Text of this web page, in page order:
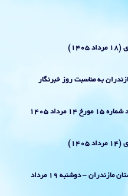
به مناسبت روز خبرنگار
1405
پیش بینی 7 روزه وضع هوای استان مازندران – دوشنبه 19 مرداد